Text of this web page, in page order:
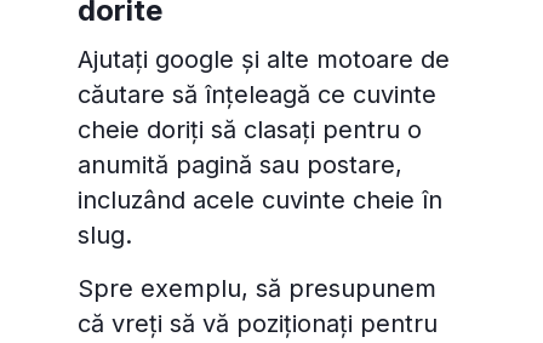
dorite
Ajutați google și alte motoare de
căutare să înțeleagă ce cuvinte
cheie doriți să clasați pentru o
anumită pagină sau postare,
incluzând acele cuvinte cheie în
slug.
Spre exemplu, să presupunem
că vreți să vă poziționați pentru